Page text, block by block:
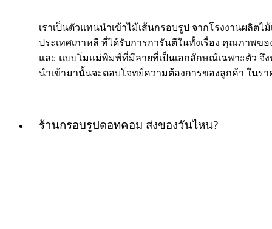
เราเป็นตัวแทนนำเข้าไม้เส้นกรอบรูป จากโรงงานผลิตไ
ประเทศเกาหลี ที่ได้รับการการันตีในทั้งเรื่อง คุณภาพข
และ แบบโมแม่พิมพ์ที่มีลายที่เป็นเอกลักษณ์เฉพาะตัว จึง
นำเข้ามานั้นจะตอบโจทย์ความต้องการของลูกค้า ในรา
ร้านกรอบรูปดอทคอม ส่งของวันไหน?